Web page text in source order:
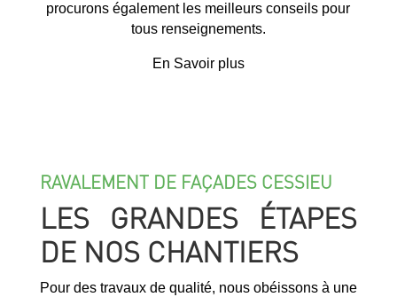
procurons également les meilleurs conseils pour
tous renseignements.
En Savoir plus
RAVALEMENT DE FAÇADES CESSIEU
LES GRANDES ÉTAPES
DE NOS CHANTIERS
Pour des travaux de qualité, nous obéissons à une